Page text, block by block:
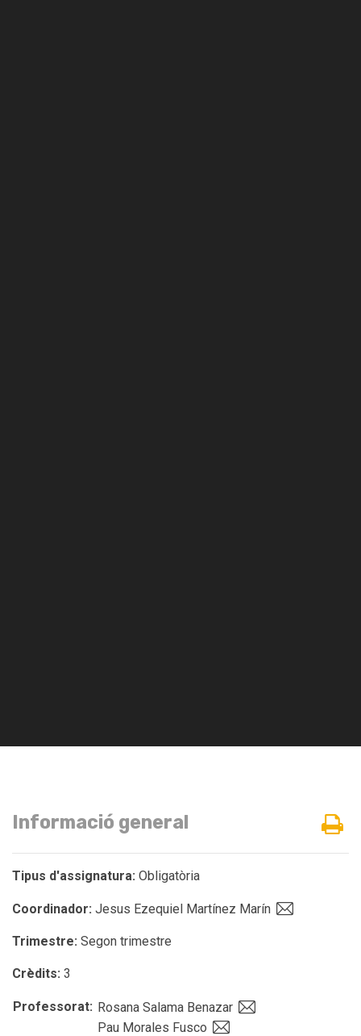
Informació general
Tipus d'assignatura: Obligatòria
Coordinador: Jesus Ezequiel Martínez Marín
Trimestre: Segon trimestre
Crèdits: 3
Professorat: Rosana Salama Benazar
Pau Morales Fusco